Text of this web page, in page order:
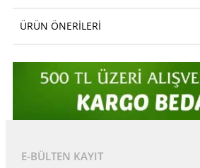
ÜRÜN ÖNERILERI
E-BÜLTEN KAYIT